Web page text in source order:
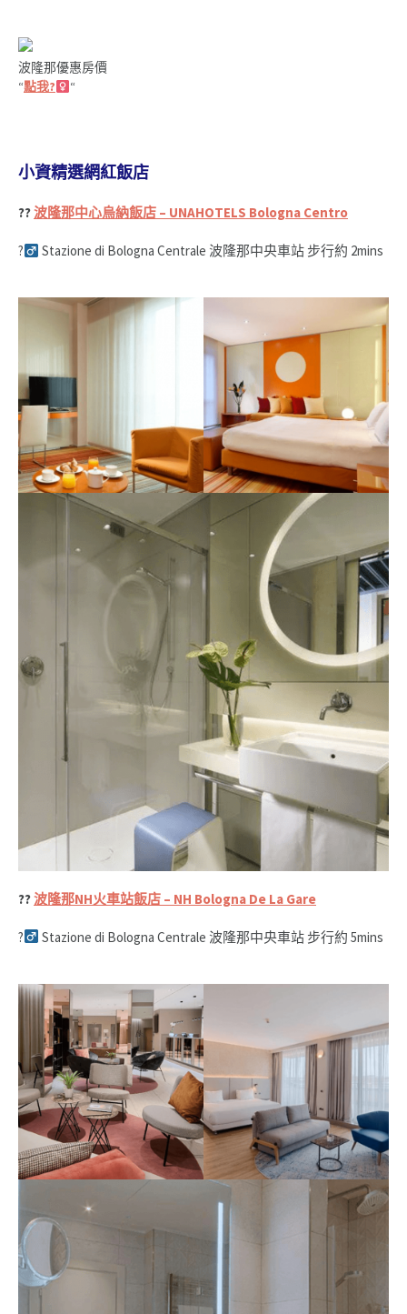
波隆那優惠房價
“點我?‍ “
小資精選網紅飯店
??波隆那中心烏納飯店 – UNAHOTELS Bologna Centro
?‍ Stazione di Bologna Centrale 波隆那中央車站 步行約 2mins
??波隆那NH火車站飯店 – NH Bologna De La Gare
?‍ Stazione di Bologna Centrale 波隆那中央車站 步行約 5mins